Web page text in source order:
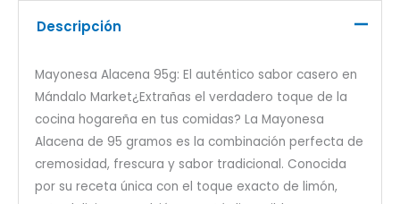
Descripción
Mayonesa Alacena 95g: El auténtico sabor casero en
Mándalo Market¿Extrañas el verdadero toque de la
cocina hogareña en tus comidas? La Mayonesa
Alacena de 95 gramos es la combinación perfecta de
cremosidad, frescura y sabor tradicional. Conocida
por su receta única con el toque exacto de limón,